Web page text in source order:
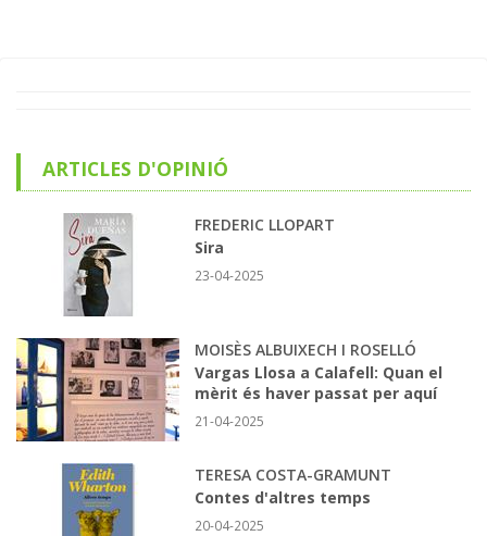
ARTICLES D'OPINIÓ
FREDERIC LLOPART
Sira
23-04-2025
MOISÈS ALBUIXECH I ROSELLÓ
Vargas Llosa a Calafell: Quan el
mèrit és haver passat per aquí
21-04-2025
TERESA COSTA-GRAMUNT
Contes d'altres temps
20-04-2025